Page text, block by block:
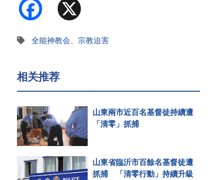
Facebook
全能神教会、 宗教迫害
相关推荐
山東兩市近百名基督徒持續遭
「清零」抓捕
山東省臨沂市百餘名基督徒遭
抓捕 「清零行動」持續升級